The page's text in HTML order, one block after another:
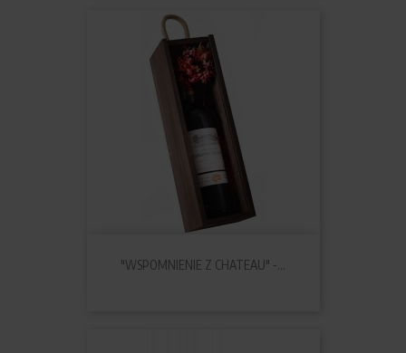
"WSPOMNIENIE Z CHATEAU" -...